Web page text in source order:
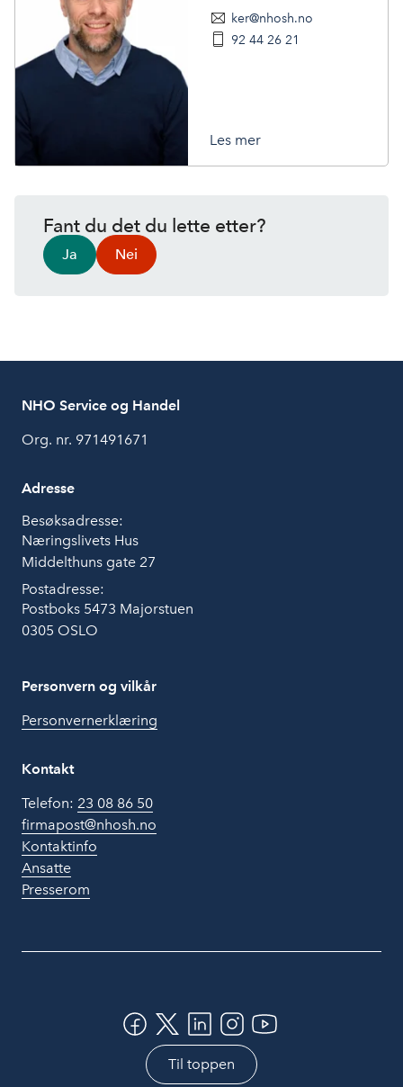
ker@nhosh.no
92 44 26 21
Les mer
Fant du det du lette etter?
Ja Nei
NHO Service og Handel
Org. nr. 971491671
Adresse
Besøksadresse:
Næringslivets Hus
Middelthuns gate 27
Postadresse:
Postboks 5473 Majorstuen
0305 OSLO
Personvern og vilkår
Personvernerklæring
Kontakt
Telefon: 23 08 86 50
firmapost@nhosh.no
Kontaktinfo
Ansatte
Presserom
Til toppen